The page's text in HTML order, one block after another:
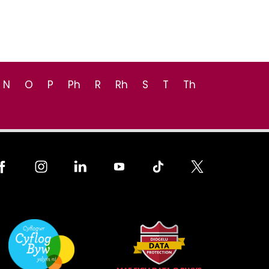
N O P Ph R Rh S T Th